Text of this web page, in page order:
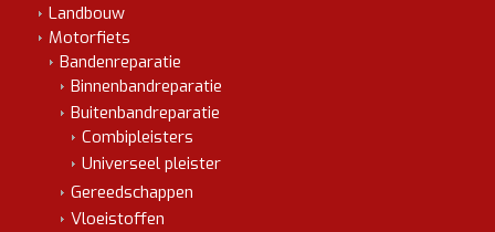
Landbouw
Motorfiets
Bandenreparatie
Binnenbandreparatie
Buitenbandreparatie
Combipleisters
Universeel pleister
Gereedschappen
Vloeistoffen